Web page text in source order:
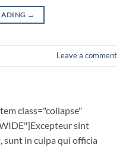
→
Leave a comment
class="collapse"
sint
in culpa qui officia